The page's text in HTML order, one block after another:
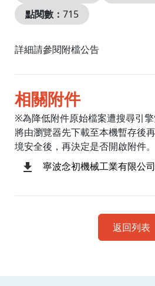
點閱數： 715
詳細請參閱附檔公告
相關附件
※為降低附件原始檔案遭搜尋引
將由瀏覽器先下載至本機暫存後
境安全後，再決定是否開啟附件。
寧波念初機械工業有限公
返回列表